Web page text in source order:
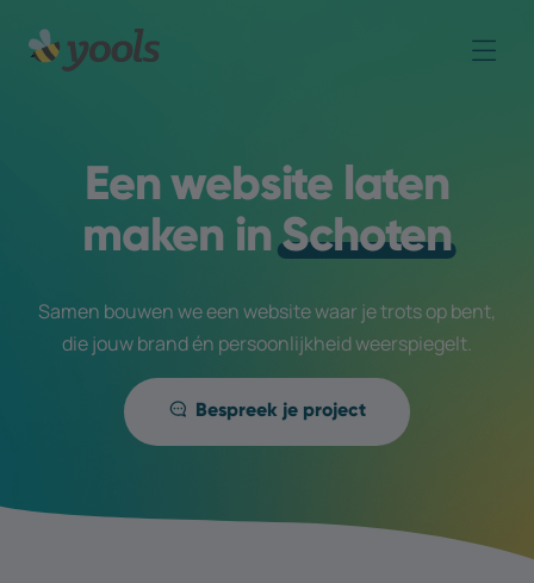
Een website laten
maken inSchoten
Samen bouwen we een website waar je trots op bent,
die jouw brand én persoonlijkheid weerspiegelt.
Bespreek je project